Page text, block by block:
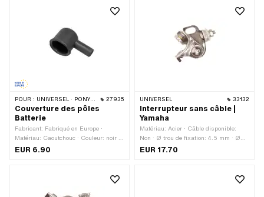
POUR : UNIVERSEL · PONY / CILO (BÊTA 521 & 512) · TOMOS 27935
Couverture des pôles
Batterie
Fabricant: Fabriqué en Europe ·
Matériau: Caoutchouc · Couleur: noir ·
Ø intérieur: 16 mm · Hauteur: 22 mm ·
EUR 6.90
UNIVERSEL 33132
Interrupteur sans câble |
Yamaha
Matériau: Acier · Câble disponible:
Non · Ø trou de fixation: 4.5 mm · Ø
axe: 4 mm · Nombre de points de
EUR 17.70